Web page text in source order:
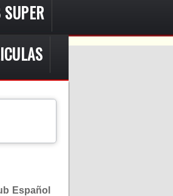
SUPER
Español